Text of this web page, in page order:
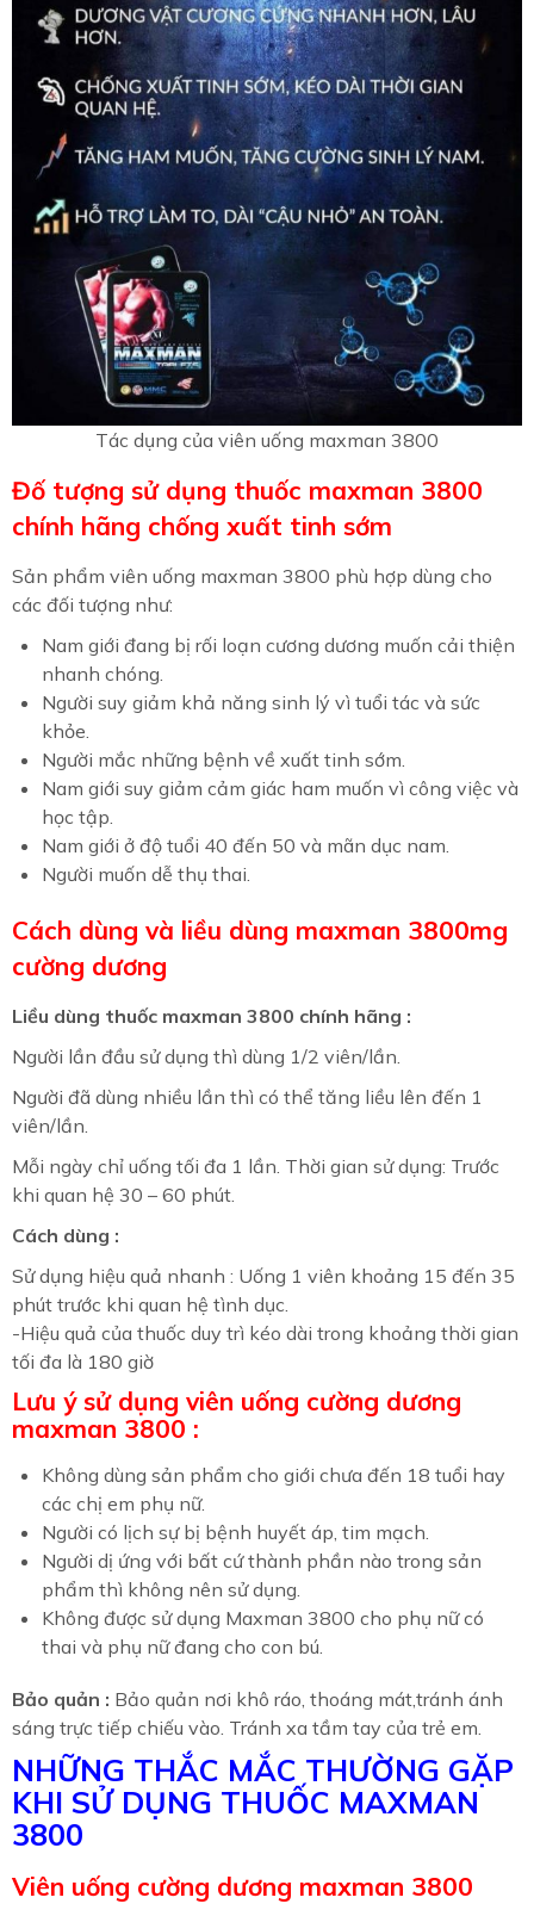
Tác dụng của viên uống maxman 3800
Đố tượng sử dụng thuốc maxman 3800
chính hãng chống xuất tinh sớm
Sản phẩm viên uống maxman 3800 phù hợp dùng cho
các đối tượng như:
Nam giới đang bị rối loạn cương dương muốn cải thiện
nhanh chóng.
Người suy giảm khả năng sinh lý vì tuổi tác và sức
khỏe.
Người mắc những bệnh về xuất tinh sớm.
Nam giới suy giảm cảm giác ham muốn vì công việc và
học tập.
Nam giới ở độ tuổi 40 đến 50 và mãn dục nam.
Người muốn dễ thụ thai.
Cách dùng và liều dùng maxman 3800mg
cường dương
Liều dùng thuốc maxman 3800 chính hãng :
Người lần đầu sử dụng thì dùng 1/2 viên/lần.
Người đã dùng nhiều lần thì có thể tăng liều lên đến 1
viên/lần.
Mỗi ngày chỉ uống tối đa 1 lần. Thời gian sử dụng: Trước
khi quan hệ 30 – 60 phút.
Cách dùng :
Sử dụng hiệu quả nhanh : Uống 1 viên khoảng 15 đến 35
phút trước khi quan hệ tình dục.
-Hiệu quả của thuốc duy trì kéo dài trong khoảng thời gian
tối đa là 180 giờ
Lưu ý sử dụng viên uống cường dương
maxman 3800 :
Không dùng sản phẩm cho giới chưa đến 18 tuổi hay
các chị em phụ nữ.
Người có lịch sự bị bệnh huyết áp, tim mạch.
Người dị ứng với bất cứ thành phần nào trong sản
phẩm thì không nên sử dụng.
Không được sử dụng Maxman 3800 cho phụ nữ có
thai và phụ nữ đang cho con bú.
Bảo quản : Bảo quản nơi khô ráo, thoáng mát,tránh ánh
sáng trực tiếp chiếu vào. Tránh xa tầm tay của trẻ em.
NHỮNG THẮC MẮC THƯỜNG GẶP
KHI SỬ DỤNG THUỐC MAXMAN
3800
Viên uống cường dương maxman 3800